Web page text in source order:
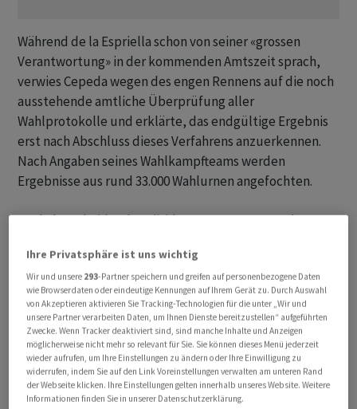
Während de la Espriella schon von seiner «grossen
Verantwortung» in der kommenden Amtszeit sprach,
verwies Cepeda wegen des engen Rennens auf die noch
ausstehende amtliche Überprüfung aller
Wahlprotokolle und erklärte, das endgültige Ergebnis
erst nach Abschluss dieses Verfahrens anzuerkennen.
Nach Angaben seines Wahlkampfteams werden
Ergebnisse aus rund 33.000 Wahlurnen angefochten.
Auch der scheidende Präsident Gustavo Petro, der
wegen der gesetzlichen Begrenzung der Amtszeiten
nicht nochmal antreten durfte, warnte angesichts des
knappen Ergebnisses davor, bereits einen Sieger
auszurufen. Die vorläufigen Ergebnisse gelten in
Kolumbien allerdings als sehr verlässlich und weichen
meist nur geringfügig vom amtlichen Endergebnis ab.
De la Espriella dürfte Petro damit wohl am 7. August
ablösen.
Ihre Privatsphäre ist uns wichtig
Wir und unsere 293-Partner speichern und greifen auf personenbezogene Daten
wie Browserdaten oder eindeutige Kennungen auf Ihrem Gerät zu. Durch Auswahl
von Akzeptieren aktivieren Sie Tracking-Technologien für die unter „Wir und
unsere Partner verarbeiten Daten, um Ihnen Dienste bereitzustellen“ aufgeführten
Zwecke. Wenn Tracker deaktiviert sind, sind manche Inhalte und Anzeigen
möglicherweise nicht mehr so relevant für Sie. Sie können dieses Menü jederzeit
wieder aufrufen, um Ihre Einstellungen zu ändern oder Ihre Einwilligung zu
widerrufen, indem Sie auf den Link Voreinstellungen verwalten am unteren Rand
der Webseite klicken. Ihre Einstellungen gelten innerhalb unseres Website. Weitere
Informationen finden Sie in unserer Datenschutzerklärung.